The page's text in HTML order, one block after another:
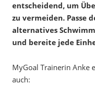
entscheidend, um
zu vermeiden. Passe
alternatives
und bereite jede
MyGoal Trainerin Anke
auch: